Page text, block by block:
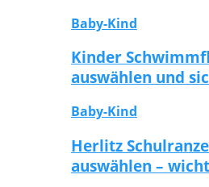
Baby-Kind
Kinder
auswählen und
Baby-Kind
Herlitz
auswählen –